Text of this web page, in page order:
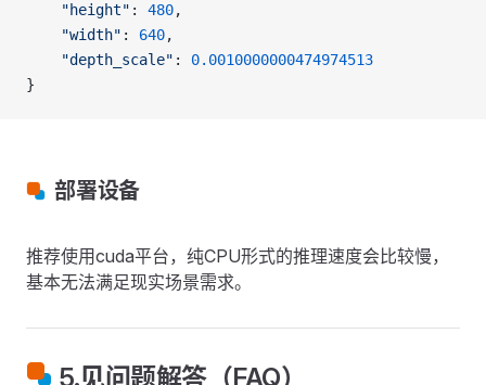
    "height"
: 480,
    "width"
: 640,
    "depth_scale"
: 0.0010000000474974513
}
部署设备
推荐使用cuda平台，纯CPU形式的推理速度会比较慢，
基本无法满足现实场景需求。
5.见问题解答（FAQ）